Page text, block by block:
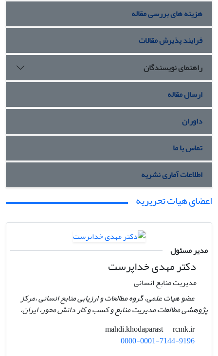
هزینه های بررسی مقاله
فرایند پذیرش مقالات
راهنمای نویسندگان
ارسال مقاله
داوران
تماس با ما
اطلاعات آماری نشریه
اعضای هیات تحریریه
مدیر مسئول
دکتر مهدی خداپرست
مدیریت منابع انسانی
عضو هیات علمی، گروه مطالعات و ارزیابی منابع انسانی ،مرکز
پژوهشی مطالعات مدیریت منابع و کسب و کار دانش محور، ایران،
mahdi.khodaparast
rcmk.ir
0000-0001-7144-9196